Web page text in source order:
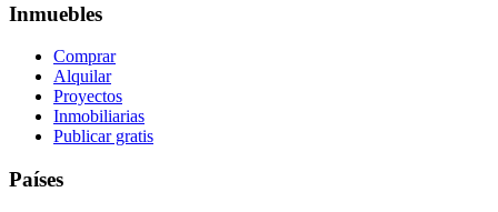
Inmuebles
Comprar
Alquilar
Proyectos
Inmobiliarias
Publicar gratis
Países